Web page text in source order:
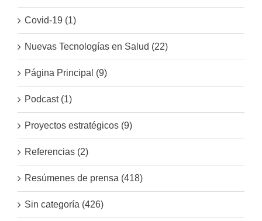
Covid-19 (1)
Nuevas Tecnologías en Salud (22)
Página Principal (9)
Podcast (1)
Proyectos estratégicos (9)
Referencias (2)
Resúmenes de prensa (418)
Sin categoría (426)